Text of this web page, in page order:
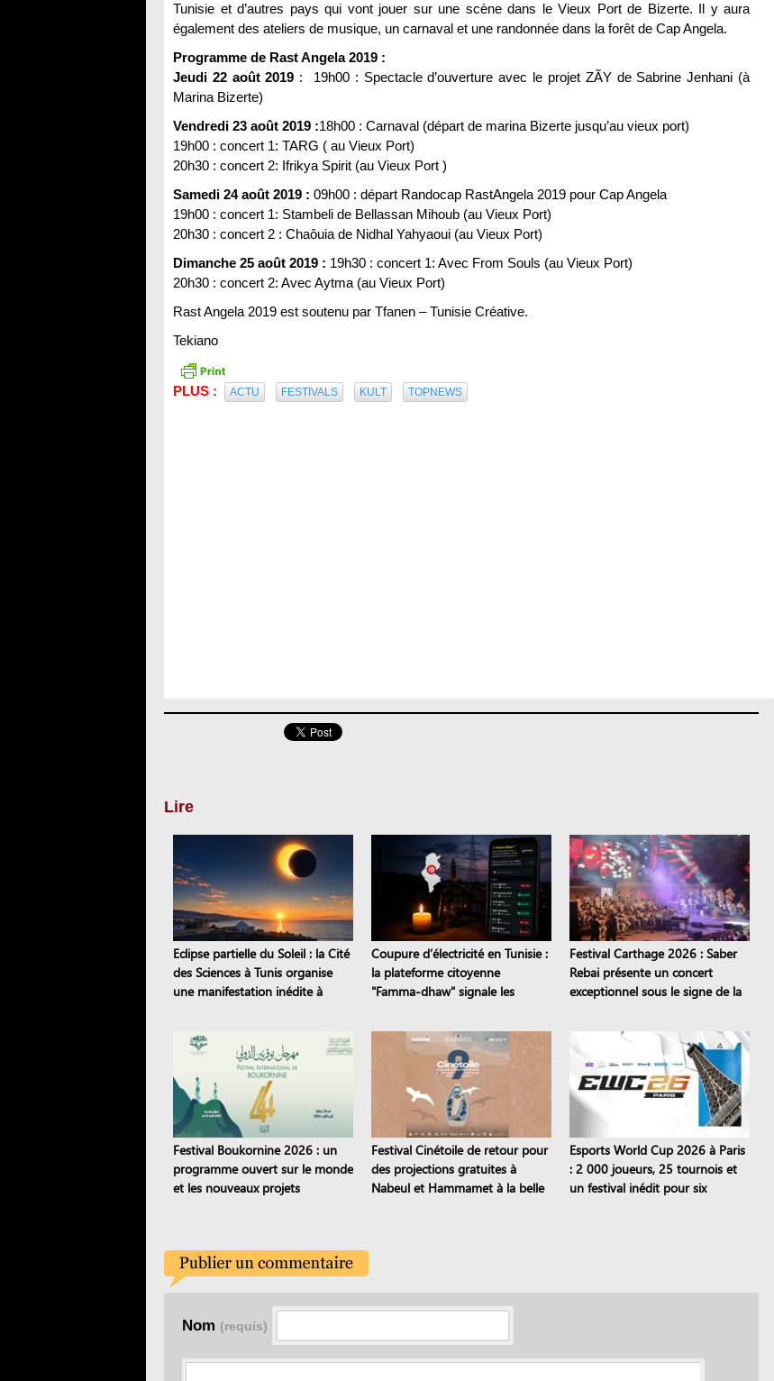
Tunisie et d’autres pays qui vont jouer sur une scène dans le Vieux Port de Bizerte. Il y aura
également des ateliers de musique, un carnaval et une randonnée dans la forêt de Cap Angela.
Programme de Rast Angela 2019 :
Jeudi 22 août 2019 : 19h00 : Spectacle d’ouverture avec le projet ZÃY de Sabrine Jenhani (à
Marina Bizerte)
Vendredi 23 août 2019 :18h00 : Carnaval (départ de marina Bizerte jusqu’au vieux port)
19h00 : concert 1: TARG ( au Vieux Port)
20h30 : concert 2: Ifrikya Spirit (au Vieux Port )
Samedi 24 août 2019 : 09h00 : départ Randocap RastAngela 2019 pour Cap Angela
19h00 : concert 1: Stambeli de Bellassan Mihoub (au Vieux Port)
20h30 : concert 2 : Chaôuia de Nidhal Yahyaoui (au Vieux Port)
Dimanche 25 août 2019 : 19h30 : concert 1: Avec From Souls (au Vieux Port)
20h30 : concert 2: Avec Aytma (au Vieux Port)
Rast Angela 2019 est soutenu par Tfanen – Tunisie Créative.
Tekiano
PLUS : ACTU FESTIVALS KULT TOPNEWS
Lire
Eclipse partielle du Soleil : la Cité
des Sciences à Tunis organise
une manifestation inédite à
Coupure d’électricité en Tunisie :
la plateforme citoyenne
"Famma-dhaw" signale les
Festival Carthage 2026 : Saber
Rebai présente un concert
exceptionnel sous le signe de la
Festival Boukornine 2026 : un
programme ouvert sur le monde
et les nouveaux projets
Festival Cinétoile de retour pour
des projections gratuites à
Nabeul et Hammamet à la belle
Esports World Cup 2026 à Paris
: 2 000 joueurs, 25 tournois et
un festival inédit pour six
Nom (requis)